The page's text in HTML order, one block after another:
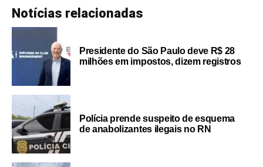
Notícias relacionadas
Presidente do São Paulo deve R$ 28
milhões em impostos, dizem registros
Polícia prende suspeito de esquema
de anabolizantes ilegais no RN